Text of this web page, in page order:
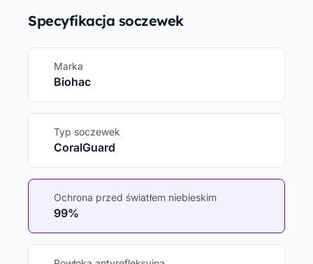
Specyfikacja soczewek
Marka
Biohac
Typ soczewek
CoralGuard
Ochrona przed światłem niebieskim
99%